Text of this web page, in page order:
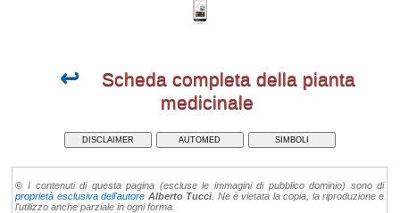
↩ Scheda completa della pianta
medicinale
DISCLAIMER AUTOMED SIMBOLI
© I contenuti di questa pagina (escluse le immagini di pubblico dominio) sono di
proprietà esclusiva dell'autore Alberto Tucci . Ne è vietata la copia, la riproduzione e
l'utilizzo anche parziale in ogni forma.